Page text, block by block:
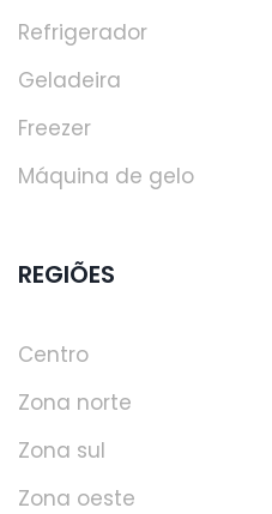
Refrigerador
Geladeira
Freezer
Máquina de gelo
REGIÕES
Centro
Zona norte
Zona sul
Zona oeste